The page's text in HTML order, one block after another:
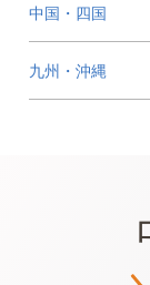
中国・四国
九州・沖縄